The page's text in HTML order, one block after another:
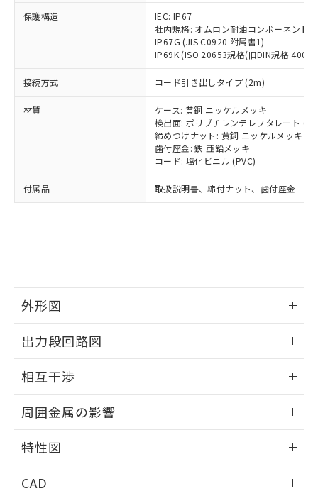
保護構造
IEC: IP67
社内規格: オムロン耐油コンポーネント
IP67G (JIS C0920 附属書1)
IP69K (ISO 20653規格(旧DIN規格
接続方式 コード引き出しタイプ (2m)
材質
ケース: 黄銅 ニッケルメッキ
検出面: ポリブチレンテレフタレート
締めつけナット: 黄銅 ニッケルメッキ
歯付座金: 鉄 亜鉛メッキ
コード: 塩化ビニル (PVC)
付属品 取扱説明書、締付ナット、歯付座金
外形図
外形図
出力段回路図
出力段回路図
相互干渉
相互干渉
周囲金属の影響
周囲金属の影響
特性図
CAD
覧された時点での実際の在庫および標
準価格とは異なる場合があることをご
正式な納期状況および標準価格はお客
様のお取引先、またはお客様担当のオ
ムロン制御機器販売店・当社販売員に
ご相談ください。
オムロン制御機器販売店や当社販売拠
販売ネットワーク
」をご確認
在庫状況および標準価格結果を当社の
事前の承諾なく第三者に漏洩または開
示しないようお願いします。
マイパーツ機能（部品リスト作成サー
および当社の共同利用者が、当社の製
※当社の共同利用者とは、
の共同利用に関して"
の「1.共同利
指します。
ミウム(Cd) 100ppm以下、
六価クロム(Cr(Ⅵ)) 1000ppm以下、ポリ臭化ビフェニル
類(PBB) 1000ppm以下、ポリ臭化ジフェニルエーテル類
(PBDE) 1000ppm以下、フタル酸ビス(2-エチルヘキシ
ル) (DEHP)(別名：DOP) 1000ppm以下、フタル酸ブチ
ルベンジル（BBP） 1000ppm以下、フタル酸ジブチル
（DBP） 1000ppm以下、フタル酸ジイソブチル
(DIBP) 1000ppm以下
但し、RoHS指令で産業用監視および制御機器に対する
フタル酸エステル類の４物質については閾値を超える意
図的な使用がないことを確認しています。
部品在庫の切り替え状況などにより、予定
月が前後することがあります。
とができます。
EU RoHS指令（10物質）の非含有証明書
51物質の非含有証明書（当社基準）
※本証明書は発行日時点で非含有を証明す
るもので、過去に遡って非含有を証明する
また、RoHS指令のフタル酸エステル類４
物質の対応では、対応完了までの期間は出
荷製品に未対応品が混在することから備考
Pb(鉛) :1000ppm、 Hg(水銀) : 1000ppm、 Cd(カドミウ
ム) : 100ppm、
Cr(Ⅵ)(六価クロム) : 1000ppm、 PBBs(ポリ臭化ビフェ
ニル類) : 1000ppm、 PBDEs(ポリ臭化ジフェニルエーテ
DBP(フタル酸ジブチル) : 1000ppm、 DIBP(フタル酸ジ
イソブチル) : 1000ppm、 BBP(フタル酸ブチルベンジ
ル) : 1000ppm、
DEHP(フタル酸ビス(2-エチルヘキシル)) : 1000ppm
※2 環境保護使用期限
「ｅ」：有害物質（10物質）のすべてが基
準値以下であることを示します。
「10」：通常の使用状況下において有害物
質が外部に漏えいし、環境に深刻な影響を
可)を取得するなどの必要な手続きを
当社は規制貨物を破棄する場合は、完
全に破砕するなど、違法に輸出されな
いよう必要な手段を講じます。
当社は貴社製品を、核兵器、ミサイ
ル、化学兵器、生物兵器またはその他
武器並びにこれらの製造装置等に一切
使用いたしません。
当社は、貴社製品を第三者に販売する
場合は、上記1、2および3の内容を当
該第三者に通知します。また当社は、
販売先および販売に係わる関係者が違
法に輸出するおそれがある場合は、取
一定数以上の在庫あり
一定数には満たないが在庫あり
在庫なし(最新の在庫状況につ
いては、お客様のお取引先、ま
たはお客様担当のオムロン制御
機器販売店・当社販売員にご確
認ください)
受注生産機種、また在庫状況の